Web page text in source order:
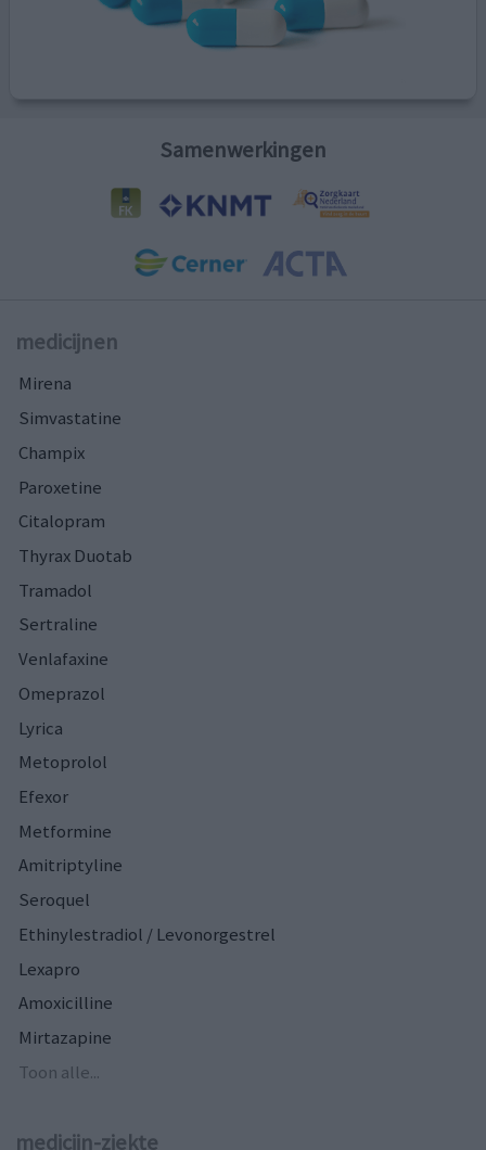
Samenwerkingen
medicijnen
Mirena
Simvastatine
Champix
Paroxetine
Citalopram
Thyrax Duotab
Tramadol
Sertraline
Venlafaxine
Omeprazol
Lyrica
Metoprolol
Efexor
Metformine
Amitriptyline
Seroquel
Ethinylestradiol / Levonorgestrel
Lexapro
Amoxicilline
Mirtazapine
Toon alle...
medicijn-ziekte